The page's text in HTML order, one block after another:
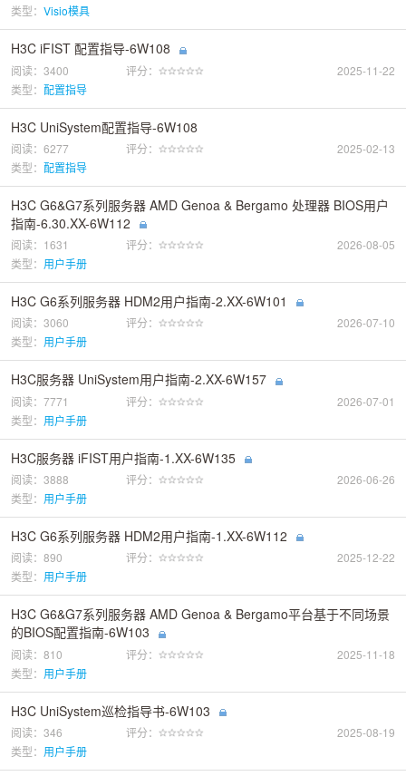
类型： Visio模具
H3C iFIST 配置指导-6W108
阅读：3400 评分：
2025-11-22
类型： 配置指导
H3C UniSystem配置指导-6W108
阅读：6277 评分：
2025-02-13
类型： 配置指导
H3C G6&G7系列服务器 AMD Genoa & Bergamo 处理器 BIOS用户
指南-6.30.XX-6W112
阅读：1631 评分：
2026-08-05
类型： 用户手册
H3C G6系列服务器 HDM2用户指南-2.XX-6W101
阅读：3060 评分：
2026-07-10
类型： 用户手册
H3C服务器 UniSystem用户指南-2.XX-6W157
阅读：7771 评分：
2026-07-01
类型： 用户手册
H3C服务器 iFIST用户指南-1.XX-6W135
阅读：3888 评分：
2026-06-26
类型： 用户手册
H3C G6系列服务器 HDM2用户指南-1.XX-6W112
阅读：890 评分：
2025-12-22
类型： 用户手册
H3C G6&G7系列服务器 AMD Genoa & Bergamo平台基于不同场景
的BIOS配置指南-6W103
阅读：810 评分：
2025-11-18
类型： 用户手册
H3C UniSystem巡检指导书-6W103
阅读：346 评分：
2025-08-19
类型： 用户手册